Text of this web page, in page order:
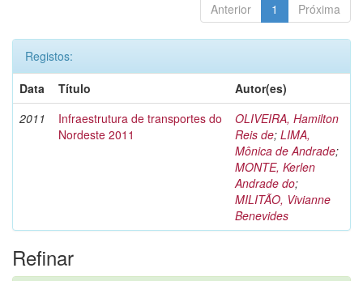
Anterior 1 Próxima
Registos:
Data
Título
Autor(es)
2011
Infraestrutura de transportes do
Nordeste 2011
OLIVEIRA, Hamilton
Reis de; LIMA,
Mônica de Andrade;
MONTE, Kerlen
Andrade do;
MILITÃO, Vivianne
Benevides
Refinar